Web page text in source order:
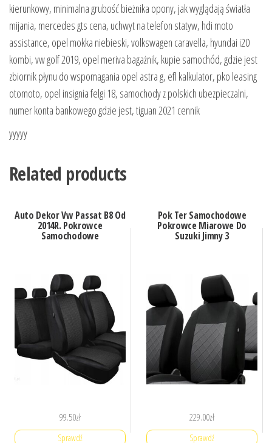
kierunkowy, minimalna grubość bieżnika opony, jak wyglądają światła
mijania, mercedes gts cena, uchwyt na telefon statyw, hdi moto
assistance, opel mokka niebieski, volkswagen caravella, hyundai i20
kombi, vw golf 2019, opel meriva bagażnik, kupie samochód, gdzie jest
zbiornik płynu do wspomagania opel astra g, efl kalkulator, pko leasing
otomoto, opel insignia felgi 18, samochody z polskich ubezpieczalni,
numer konta bankowego gdzie jest, tiguan 2021 cennik
yyyyy
Related products
Auto Dekor Vw Passat B8 Od
2014R. Pokrowce
Samochodowe
99.50zł
Sprawdź
Pok Ter Samochodowe
Pokrowce Miarowe Do
Suzuki Jimny 3
229.00zł
Sprawdź